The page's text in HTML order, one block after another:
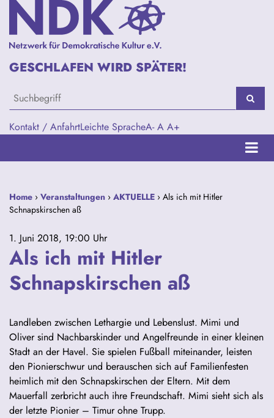
Kontakt / AnfahrtLeichte SpracheA- A A+
GESCHLAFEN WIRD SPÄTER!
Home › Veranstaltungen › AKTUELLE › Als ich mit Hitler
Schnapskirschen aß
1. Juni 2018, 19:00 Uhr
Als ich mit Hitler
Schnapskirschen aß
Landleben zwischen Lethargie und Lebenslust. Mimi und
Oliver sind Nachbarskinder und Angelfreunde in einer kleinen
Stadt an der Havel. Sie spielen Fußball miteinander, leisten
den Pionierschwur und berauschen sich auf Familienfesten
heimlich mit den Schnapskirschen der Eltern. Mit dem
Mauerfall zerbricht auch ihre Freundschaft. Mimi sieht sich als
der letzte Pionier – Timur ohne Trupp.